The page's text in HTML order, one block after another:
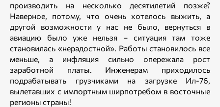
производить на несколько десятилетий позже?
Наверное, потому, что очень хотелось выжить, а
другой возможности у нас не было, вернуться в
авиацию было уже нельзя – ситуация там тоже
становилась «нерадостной». Работы становилось все
меньше, а инфляция сильно опережала рост
заработной платы. Инженерам приходилось
подрабатывать грузчиками на загрузке Ил-76,
вылетавших с импортным ширпотребом в восточные
регионы страны!